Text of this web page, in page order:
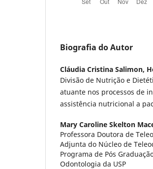
Biografia do Autor
Cláudia Cristina Salimon,
Divisão de Nutrição e
atuante nos processos de
assistência nutricional a
Mary Caroline Skelton
Professora Doutora de
Adjunta do Núcleo de
Programa de Pós
Odontologia da USP